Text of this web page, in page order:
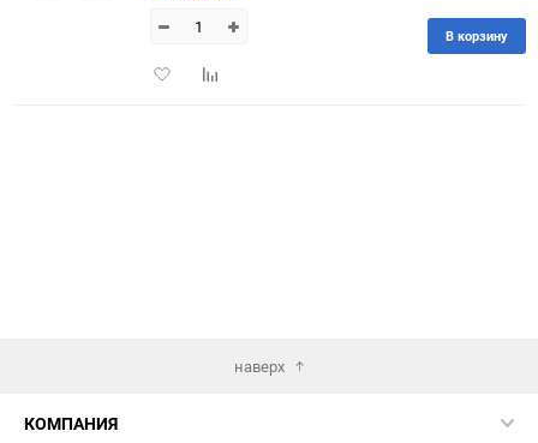
150
ДобавитьДобавить
В корзину
наверх
КОМПАНИЯ